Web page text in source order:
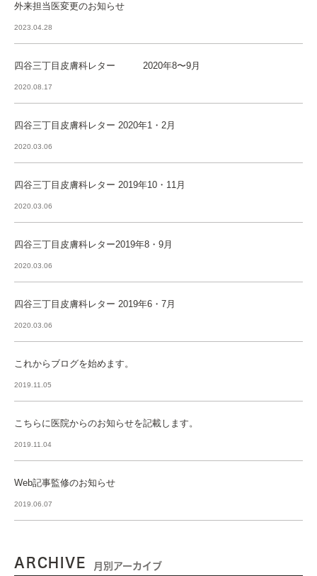
外来担当医変更のお知らせ
2023.04.28
四谷三丁目皮膚科レター 2020年8〜9月
2020.08.17
四谷三丁目皮膚科レター 2020年1・2月
2020.03.06
四谷三丁目皮膚科レター 2019年10・11月
2020.03.06
四谷三丁目皮膚科レター2019年8・9月
2020.03.06
四谷三丁目皮膚科レター 2019年6・7月
2020.03.06
これからブログを始めます。
2019.11.05
こちらに医院からのお知らせを記載します。
2019.11.04
Web記事監修のお知らせ
2019.06.07
ARCHIVE 月別アーカイブ